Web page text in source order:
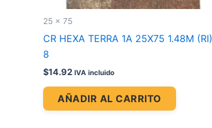
25 x 75
CR HEXA TERRA 1A 25X75 1.48M (RI)
8
$14.92 IVA incluido
AÑADIR AL CARRITO